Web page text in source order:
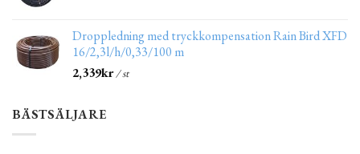
Droppledning med tryckkompensation Rain Bird XFD
16/2,3l/h/0,33/100 m
2,339kr/ st
BÄSTSÄLJARE